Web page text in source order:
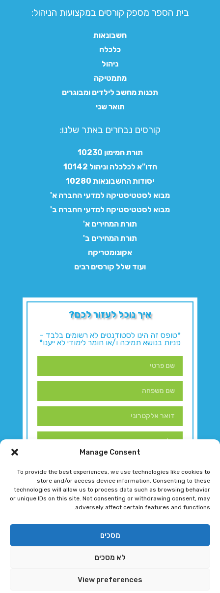
Manage Consent
To provide the best experiences, we use technologies like cookies to
store and/or access device information. Consenting to these
technologies will allow us to process data such as browsing behavior
or unique IDs on this site. Not consenting or withdrawing consent, may
adversely affect certain features and functions.
מסכים
לא מסכים
View preferences
בית הספר מספק קורסים במקצועות הניהול:
חשבונאות
כלכלה
ניהול
מתמטיקה
תכנות מחשב לילדים ומבוגרים
תואר שני
קורסים נבחרים באתר שלנו:​
תורת המימון 10230
חדו"א לכלכלה וניהול 10142
יסודות החשבונאות 10280
מבוא לסטטיסטיקה למדעי החברה א'
מבוא לסטטיסטיקה למדעי החברה ב'
תורת המחירים א'
תורת המחירים ב'
אקונומטריקה
ועוד שלל קורסים רבים
איך נוכל לעזור לכם?
*טופס זה הינו לסטודנטים לא רשומים בלבד –
פניות בנושא תמיכה ו/או חומר לימודי לא ייענו*